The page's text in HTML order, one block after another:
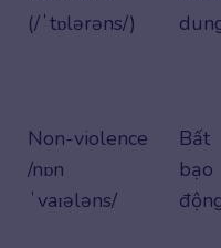
(/ˈtɒlərəns/)
Non-violence
/nɒn
ˈvaɪələns/
Bất
bạo